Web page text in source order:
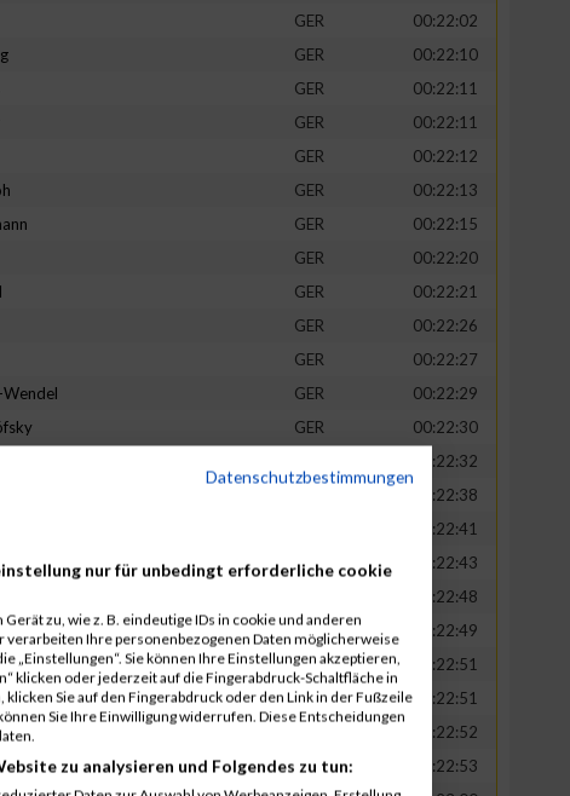
GER
00:22:02
GER
00:22:10
GER
00:22:11
GER
00:22:11
GER
00:22:12
GER
00:22:13
GER
00:22:15
GER
00:22:20
GER
00:22:21
GER
00:22:26
GER
00:22:27
Wendel GER
00:22:29
GER
00:22:30
00:22:32
00:22:38
00:22:41
GER
00:22:43
00:22:48
GER
00:22:49
GER
00:22:51
GER
00:22:51
00:22:52
GER
00:22:53
Datenschutzbestimmungen
nur für unbedingt erforderliche cookie
zu, wie z. B. eindeutige IDs in cookie und anderen
Ihre personenbezogenen Daten möglicherweise
„Einstellungen“. Sie können Ihre Einstellungen akzeptieren,
klicken oder jederzeit auf die Fingerabdruck-Schaltfläche in
Sie auf den Fingerabdruck oder den Link in der Fußzeile
Sie Ihre Einwilligung widerrufen. Diese Entscheidungen
zu analysieren und Folgendes zu tun: